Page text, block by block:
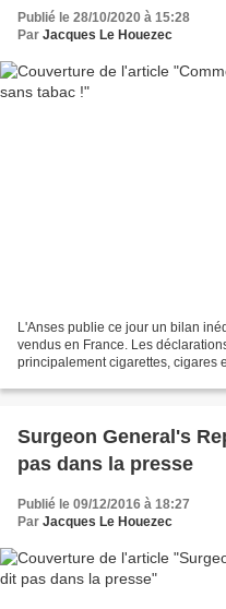
Publié le 28/10/2020 à 15:28
Par Jacques Le Houezec
L'Anses publie ce jour un bilan
vendus en France. Les
principalement cigarettes, cigares
Surgeon General's
pas dans la presse
Publié le 09/12/2016 à 18:27
Par Jacques Le Houezec